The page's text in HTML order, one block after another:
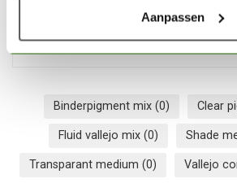
Aanpassen
In stock
Binderpigment mix (0) Clear
Fluid vallejo mix (0) Shade
Transparant medium (0) Vallejo